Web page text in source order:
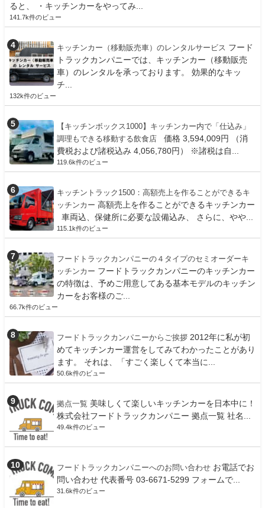
ると、 ・キッチンカーをやってみ...
141.7k件のビュー
キッチンカー（移動販売車）のレンタルサービス フード
トラックカンパニーでは、キッチンカー（移動販売
車）のレンタルを承っております。 効果的なキッ
チ...
132k件のビュー
【キッチンボックス1000】キッチンカー内で「仕込み」
調理もできる移動する飲食店
価格 3,594,009円 （消
費税および諸税込み 4,056,780円） ※諸税は自...
119.6k件のビュー
キッチントラック1500：高額売上を作ることができるキ
ッチンカー 高額売上を作ることができるキッチンカー
車両込、保健所に必要な設備込み、 さらに、やや...
115.1k件のビュー
フードトラックカンパニーの４タイプのセミオーダーキ
ッチンカー フードトラックカンパニーのキッチンカー
の特徴は、予めご用意してある基本モデルのキッチン
カーをお客様のご...
66.7k件のビュー
フードトラックカンパニーからご挨拶 2012年に私が初
めてキッチンカー運営をしてみてわかったことがあり
ます。 それは、「すごく楽しくて本当に...
50.6k件のビュー
拠点一覧 美味しくて楽しいキッチンカーを日本中に！
株式会社フードトラックカンパニー 拠点一覧 社名...
49.4k件のビュー
フードトラックカンパニーへのお問い合わせ お電話でお
問い合わせ 代表番号 03-6671-5299 フォームで...
31.6k件のビュー